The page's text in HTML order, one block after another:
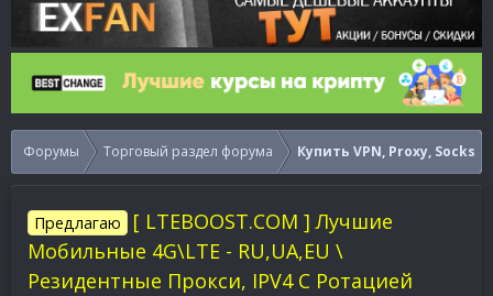
Форумы Торговый раздел форума Купить VPN, Proxy, Socks
Предлагаю
[ LTEBOOST.COM ] Лучшие
Мобильные 4G\LTE - RU,UA,EU \
Резидентные Прокси, IPV4 С Ротацией